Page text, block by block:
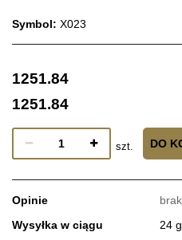
Symbol: X023
1251.84
1251.84
szt. DO
Opinie
Wysyłka w ciągu
24